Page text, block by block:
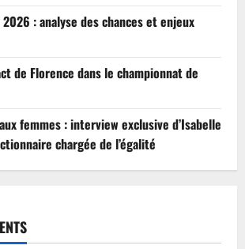
: analyse des chances et enjeux
de Florence dans le championnat de
femmes : interview exclusive d’Isabelle
chargée de l’égalité